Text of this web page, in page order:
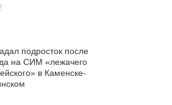
подросток после
на СИМ «лежачего
в Каменске-